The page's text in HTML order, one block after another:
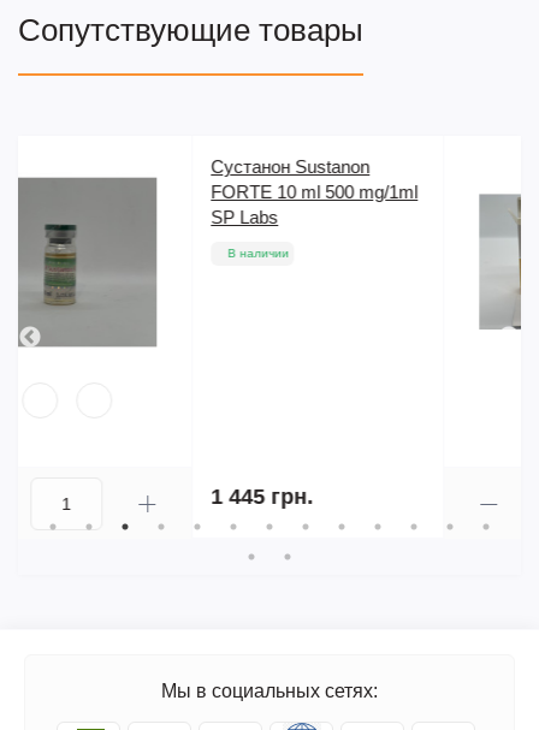
Сопутствующие товары
Пептид GHRP 6 (5 mg)
Polypeptide
Мы в социальных сетях: